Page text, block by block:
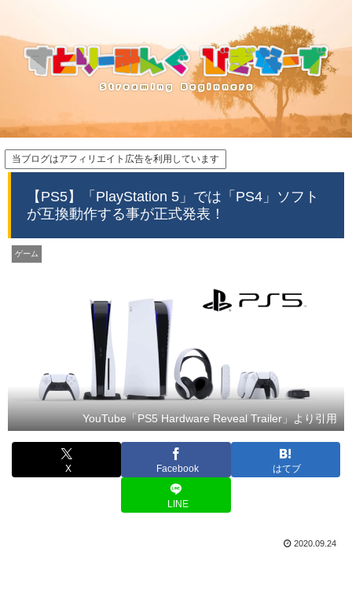
当ブログはアフィリエイト広告を利用しています
【PS5】「PlayStation 5」では「PS4」ソフト
が互換動作する事が正式発表！
ゲーム
YouTube「PS5 Hardware Reveal Trailer」より引用
X Facebook はてブ
LINE
2020.09.24